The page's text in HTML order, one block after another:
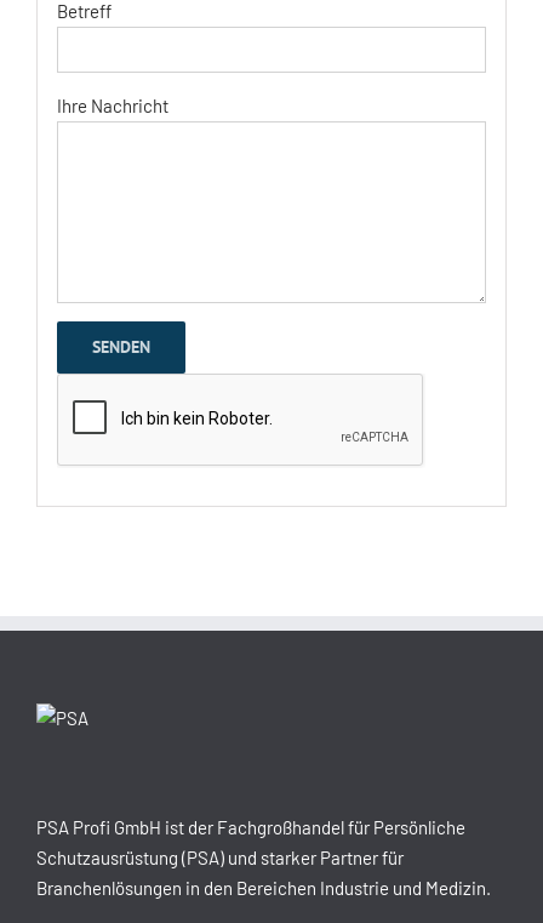
Betreff
Ihre Nachricht
PSA Profi GmbH ist der Fachgroßhandel für Persönliche
Schutzausrüstung (PSA) und starker Partner für
Branchenlösungen in den Bereichen Industrie und Medizin.